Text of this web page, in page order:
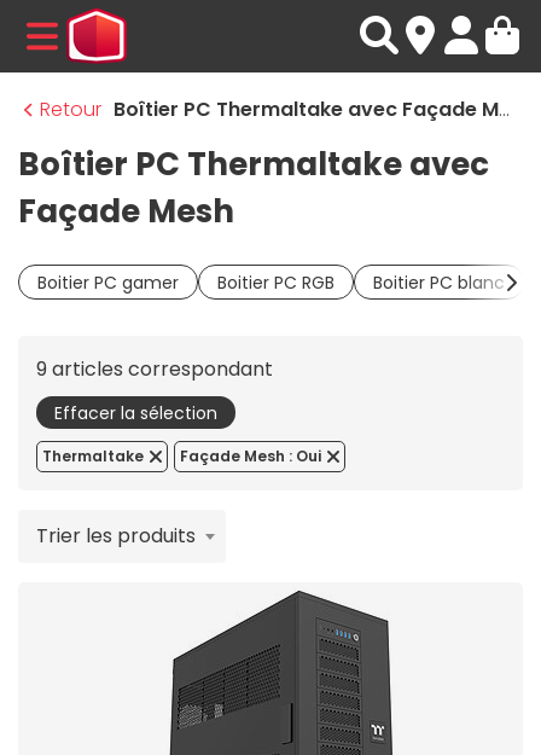
MENU
Retour
Boîtier PC Thermaltake avec Façade Mesh
Boîtier PC Thermaltake avec
Façade Mesh
Boitier PC gamer Boitier PC RGB Boitier PC blanc
9 articles correspondant
Effacer la sélection
Thermaltake Façade Mesh : Oui
Trier les produits